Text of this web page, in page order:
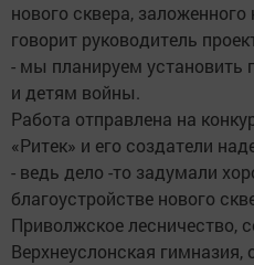
нового сквера,
говорит руководитель
- мы планируем установить
и детям войны.
Работа отправлена на
«Ритек» и его создатели
- ведь дело -то задумали
благоустройстве нового
Приволжское лесничество,
Верхнеуслонская гимназия,